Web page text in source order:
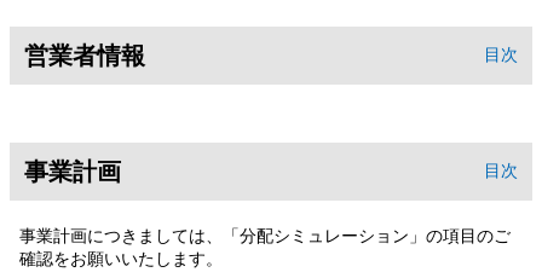
営業者情報 目次
事業計画 目次
事業計画につきましては、「分配シミュレーション」の項目のご
確認をお願いいたします。